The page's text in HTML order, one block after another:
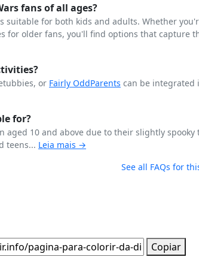
fans of all ages?
suitable for both kids and adults. Whether
for older fans, you'll find options that capture
or Fairly OddParents can be integrated
for?
10 and above due to their slightly spooky
teens... Leia mais →
See all FAQs for
Copiar